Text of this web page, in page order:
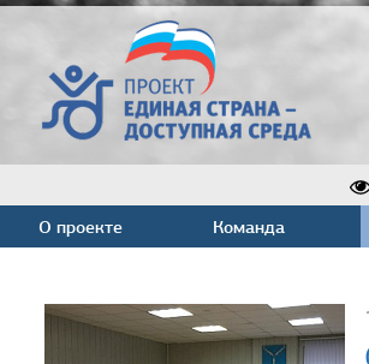
О проекте Команда